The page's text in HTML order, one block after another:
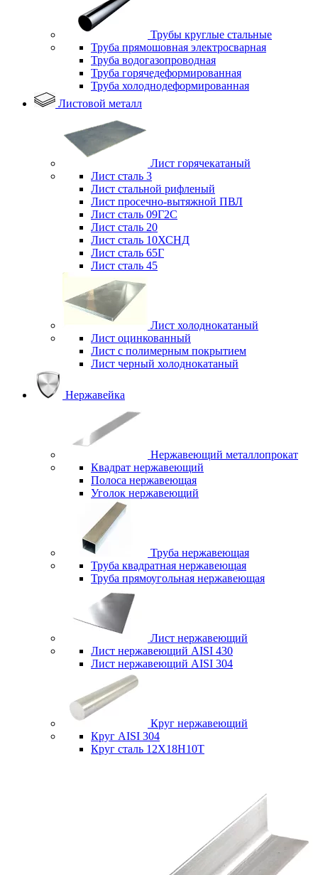
Трубы круглые стальные
Труба прямошовная электросварная
Труба водогазопроводная
Труба горячедеформированная
Труба холоднодеформированная
Листовой металл
Лист горячекатаный
Лист сталь 3
Лист стальной рифленый
Лист просечно-вытяжной ПВЛ
Лист сталь 09Г2С
Лист сталь 20
Лист сталь 10ХСНД
Лист сталь 65Г
Лист сталь 45
Лист холоднокатаный
Лист оцинкованный
Лист с полимерным покрытием
Лист черный холоднокатаный
Нержавейка
Нержавеющий металлопрокат
Квадрат нержавеющий
Полоса нержавеющая
Уголок нержавеющий
Труба нержавеющая
Труба квадратная нержавеющая
Труба прямоугольная нержавеющая
Лист нержавеющий
Лист нержавеющий AISI 430
Лист нержавеющий AISI 304
Круг нержавеющий
Круг AISI 304
Круг сталь 12Х18Н10Т